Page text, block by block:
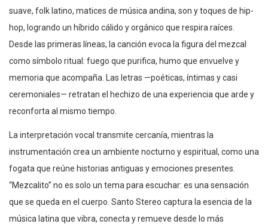
suave, folk latino, matices de música andina, son y toques de hip-
hop, logrando un híbrido cálido y orgánico que respira raíces.
Desde las primeras líneas, la canción evoca la figura del mezcal
como símbolo ritual: fuego que purifica, humo que envuelve y
memoria que acompaña. Las letras —poéticas, íntimas y casi
ceremoniales— retratan el hechizo de una experiencia que arde y
reconforta al mismo tiempo.
La interpretación vocal transmite cercanía, mientras la
instrumentación crea un ambiente nocturno y espiritual, como una
fogata que reúne historias antiguas y emociones presentes.
“Mezcalito” no es solo un tema para escuchar: es una sensación
que se queda en el cuerpo. Santo Stereo captura la esencia de la
música latina que vibra, conecta y remueve desde lo más